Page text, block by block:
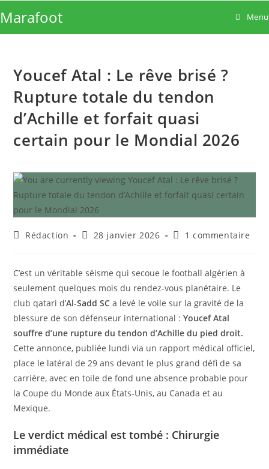
to
content
Marafoot Menu
Youcef Atal : Le rêve brisé ?
Rupture totale du tendon
d’Achille et forfait quasi
certain pour le Mondial 2026
Auteur/autrice
publication :
Rédaction
Publication
28 janvier 2026
Commentaires
publication :
1 commentaire
C’est un véritable séisme qui secoue le football algérien à
seulement quelques mois du rendez-vous planétaire. Le
club qatari d’Al-Sadd SC a levé le voile sur la gravité de la
blessure de son défenseur international :Youcef Atal
souffre d’une rupture du tendon d’Achille du pied droit.
Cette annonce, publiée lundi via un rapport médical officiel,
place le latéral de 29 ans devant le plus grand défi de sa
carrière, avec en toile de fond une absence probable pour
la Coupe du Monde aux États-Unis, au Canada et au
Mexique.
Le verdict médical est tombé : Chirurgie
immédiate